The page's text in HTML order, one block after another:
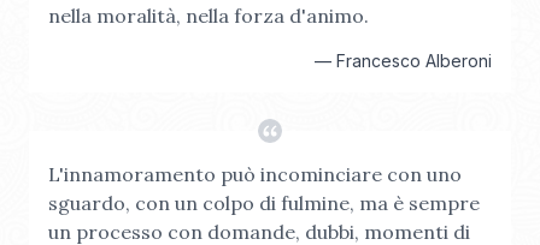
nella moralità, nella forza d'animo.
— Francesco Alberoni
L'innamoramento può incominciare con uno
sguardo, con un colpo di fulmine, ma è sempre
un processo con domande, dubbi, momenti di